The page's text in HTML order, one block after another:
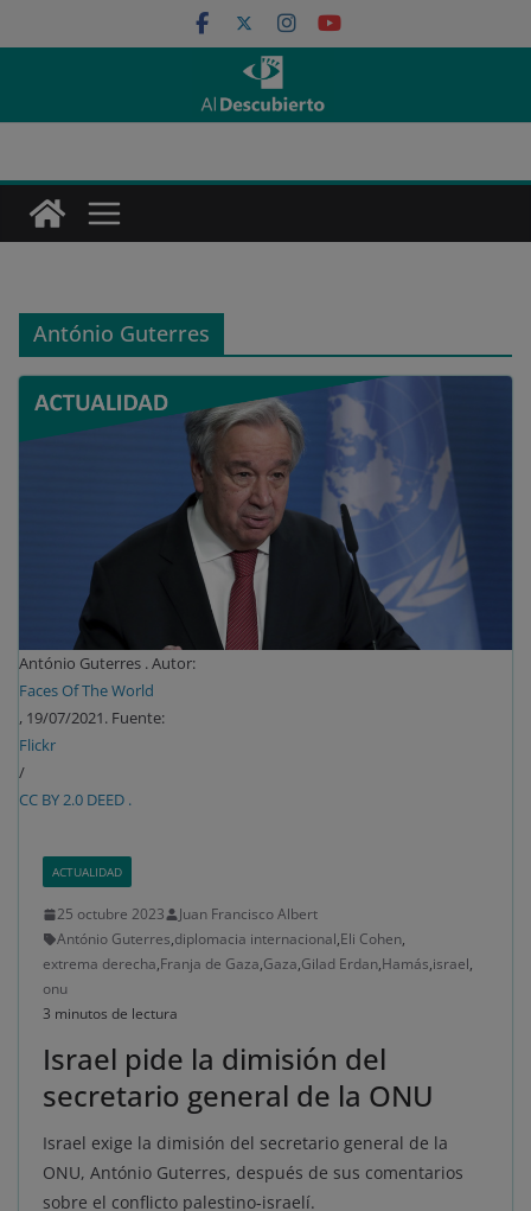
al
António Guterres
António Guterres . Autor:
Faces Of The World
, 19/07/2021. Fuente:
Flickr
/
CC BY 2.0 DEED .
ACTUALIDAD
25 octubre 2023
Juan Francisco Albert
António Guterres,diplomacia internacional,Eli Cohen,
extrema derecha,Franja de Gaza,Gaza,Gilad Erdan,Hamás,israel,
onu
3 minutos de lectura
Israel pide la dimisión del
secretario general de la ONU
Israel exige la dimisión del secretario general de la
ONU, António Guterres, después de sus comentarios
sobre el conflicto palestino-israelí.